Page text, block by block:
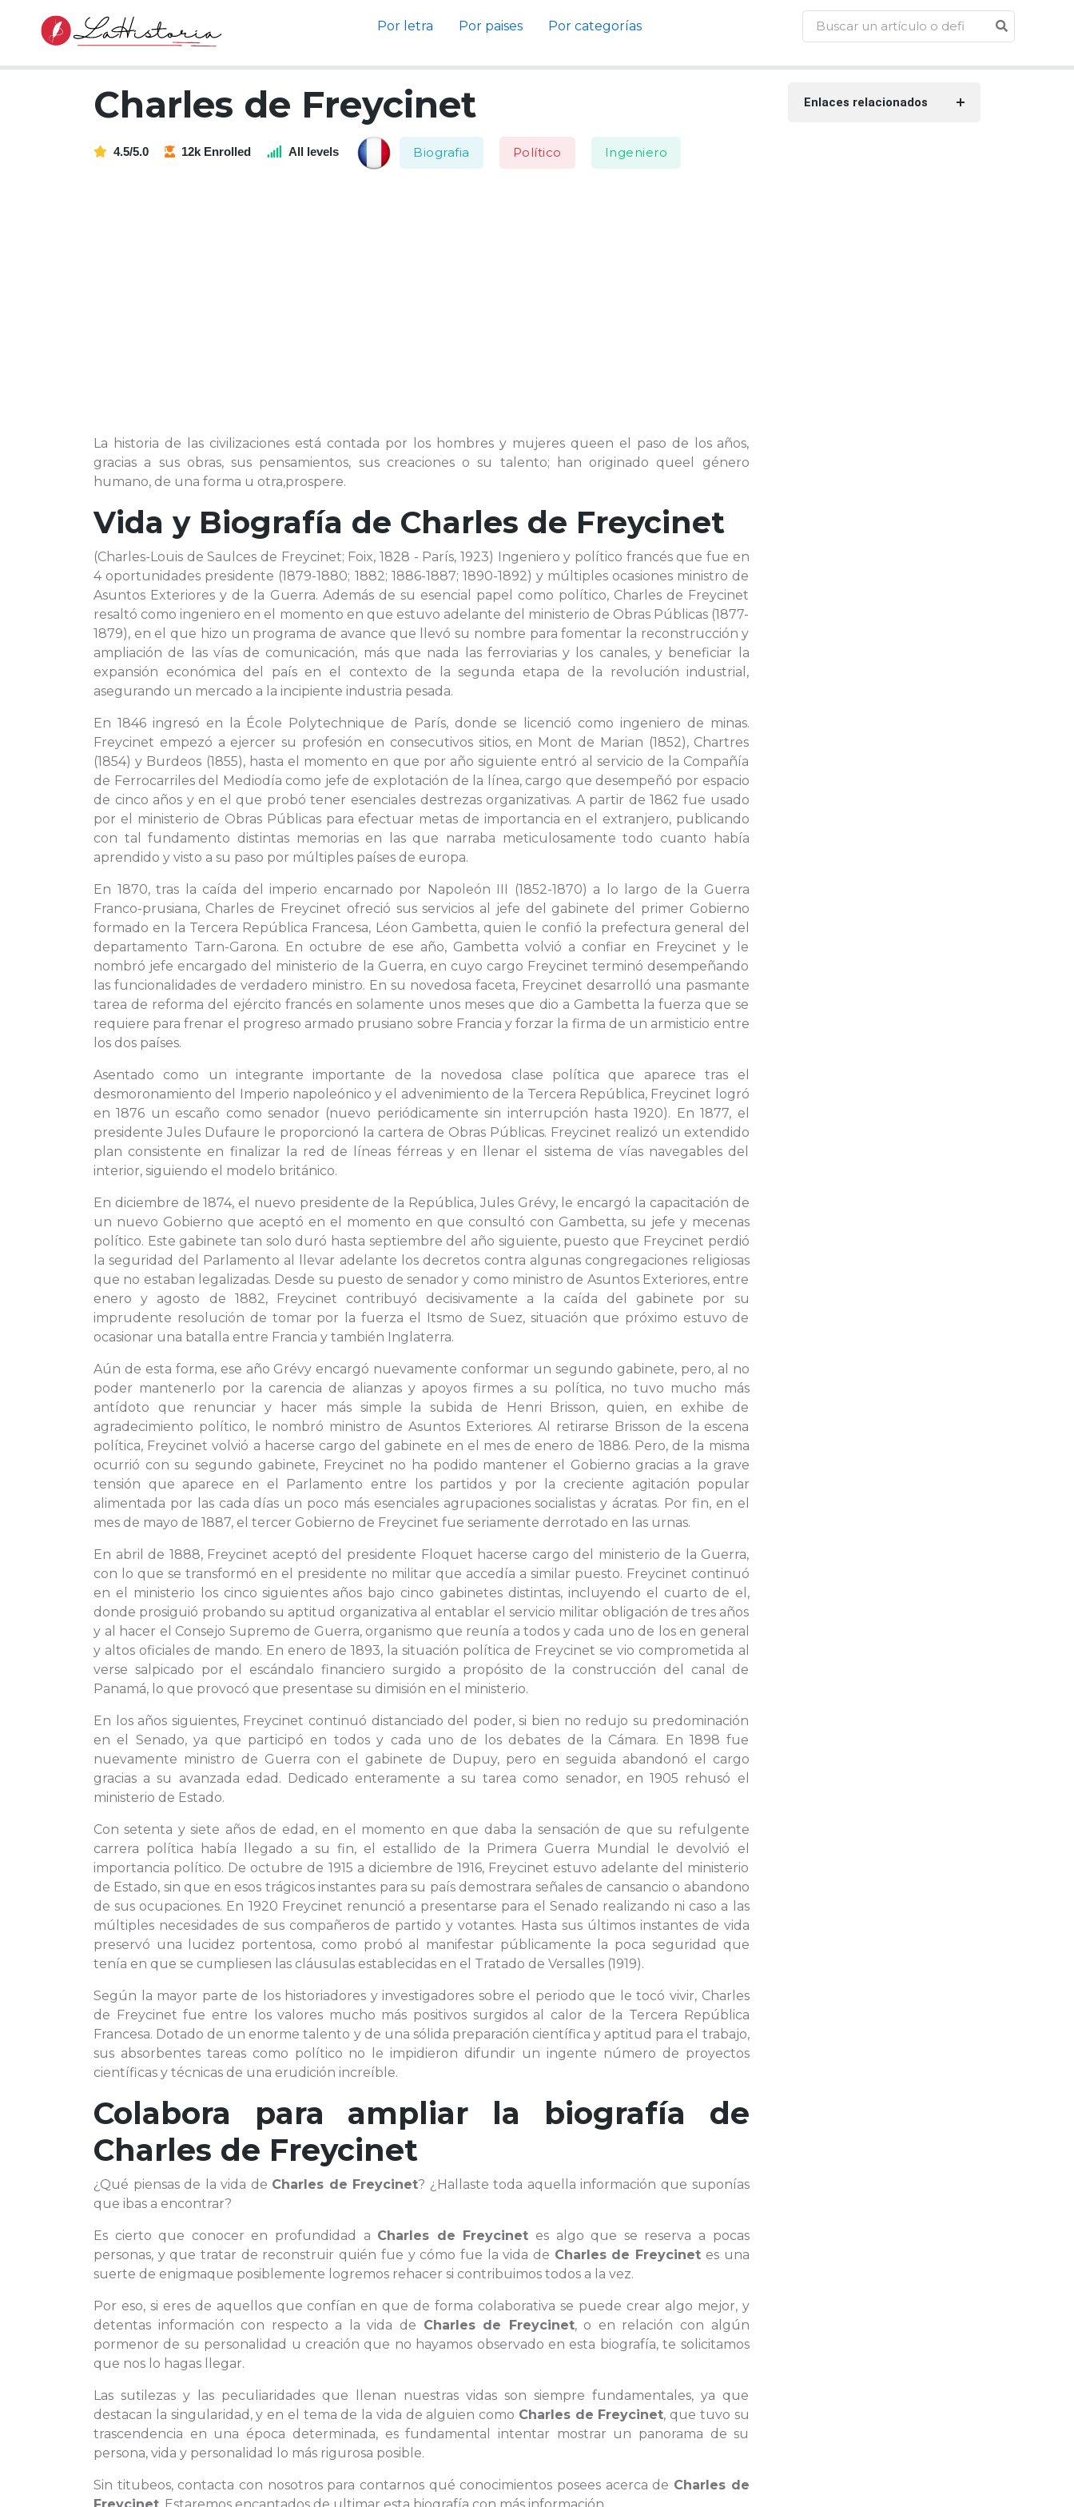
Por letra Por paises Por categorías
Charles de Freycinet
4.5/5.0 12k Enrolled All levels Biografia Político Ingeniero
La historia de las civilizaciones está contada por los hombres y mujeres queen el paso de los años,
gracias a sus obras, sus pensamientos, sus creaciones o su talento; han originado queel género
humano, de una forma u otra,prospere.
Vida y Biografía de Charles de Freycinet
(Charles-Louis de Saulces de Freycinet; Foix, 1828 - París, 1923) Ingeniero y político francés que fue en
4 oportunidades presidente (1879-1880; 1882; 1886-1887; 1890-1892) y múltiples ocasiones ministro de
Asuntos Exteriores y de la Guerra. Además de su esencial papel como político, Charles de Freycinet
resaltó como ingeniero en el momento en que estuvo adelante del ministerio de Obras Públicas (1877-
1879), en el que hizo un programa de avance que llevó su nombre para fomentar la reconstrucción y
ampliación de las vías de comunicación, más que nada las ferroviarias y los canales, y beneficiar la
expansión económica del país en el contexto de la segunda etapa de la revolución industrial,
asegurando un mercado a la incipiente industria pesada.
En 1846 ingresó en la École Polytechnique de París, donde se licenció como ingeniero de minas.
Freycinet empezó a ejercer su profesión en consecutivos sitios, en Mont de Marian (1852), Chartres
(1854) y Burdeos (1855), hasta el momento en que por año siguiente entró al servicio de la Compañía
de Ferrocarriles del Mediodía como jefe de explotación de la línea, cargo que desempeñó por espacio
de cinco años y en el que probó tener esenciales destrezas organizativas. A partir de 1862 fue usado
por el ministerio de Obras Públicas para efectuar metas de importancia en el extranjero, publicando
con tal fundamento distintas memorias en las que narraba meticulosamente todo cuanto había
aprendido y visto a su paso por múltiples países de europa.
En 1870, tras la caída del imperio encarnado por Napoleón III (1852-1870) a lo largo de la Guerra
Franco-prusiana, Charles de Freycinet ofreció sus servicios al jefe del gabinete del primer Gobierno
formado en la Tercera República Francesa, Léon Gambetta, quien le confió la prefectura general del
departamento Tarn-Garona. En octubre de ese año, Gambetta volvió a confiar en Freycinet y le
nombró jefe encargado del ministerio de la Guerra, en cuyo cargo Freycinet terminó desempeñando
las funcionalidades de verdadero ministro. En su novedosa faceta, Freycinet desarrolló una pasmante
tarea de reforma del ejército francés en solamente unos meses que dio a Gambetta la fuerza que se
requiere para frenar el progreso armado prusiano sobre Francia y forzar la firma de un armisticio entre
los dos países.
Asentado como un integrante importante de la novedosa clase política que aparece tras el
desmoronamiento del Imperio napoleónico y el advenimiento de la Tercera República, Freycinet logró
en 1876 un escaño como senador (nuevo periódicamente sin interrupción hasta 1920). En 1877, el
presidente Jules Dufaure le proporcionó la cartera de Obras Públicas. Freycinet realizó un extendido
plan consistente en finalizar la red de líneas férreas y en llenar el sistema de vías navegables del
interior, siguiendo el modelo británico.
En diciembre de 1874, el nuevo presidente de la República, Jules Grévy, le encargó la capacitación de
un nuevo Gobierno que aceptó en el momento en que consultó con Gambetta, su jefe y mecenas
político. Este gabinete tan solo duró hasta septiembre del año siguiente, puesto que Freycinet perdió
la seguridad del Parlamento al llevar adelante los decretos contra algunas congregaciones religiosas
que no estaban legalizadas. Desde su puesto de senador y como ministro de Asuntos Exteriores, entre
enero y agosto de 1882, Freycinet contribuyó decisivamente a la caída del gabinete por su
imprudente resolución de tomar por la fuerza el Itsmo de Suez, situación que próximo estuvo de
ocasionar una batalla entre Francia y también Inglaterra.
Aún de esta forma, ese año Grévy encargó nuevamente conformar un segundo gabinete, pero, al no
poder mantenerlo por la carencia de alianzas y apoyos firmes a su política, no tuvo mucho más
antídoto que renunciar y hacer más simple la subida de Henri Brisson, quien, en exhibe de
agradecimiento político, le nombró ministro de Asuntos Exteriores. Al retirarse Brisson de la escena
política, Freycinet volvió a hacerse cargo del gabinete en el mes de enero de 1886. Pero, de la misma
ocurrió con su segundo gabinete, Freycinet no ha podido mantener el Gobierno gracias a la grave
tensión que aparece en el Parlamento entre los partidos y por la creciente agitación popular
alimentada por las cada días un poco más esenciales agrupaciones socialistas y ácratas. Por fin, en el
mes de mayo de 1887, el tercer Gobierno de Freycinet fue seriamente derrotado en las urnas.
En abril de 1888, Freycinet aceptó del presidente Floquet hacerse cargo del ministerio de la Guerra,
con lo que se transformó en el presidente no militar que accedía a similar puesto. Freycinet continuó
en el ministerio los cinco siguientes años bajo cinco gabinetes distintas, incluyendo el cuarto de el,
donde prosiguió probando su aptitud organizativa al entablar el servicio militar obligación de tres años
y al hacer el Consejo Supremo de Guerra, organismo que reunía a todos y cada uno de los en general
y altos oficiales de mando. En enero de 1893, la situación política de Freycinet se vio comprometida al
verse salpicado por el escándalo financiero surgido a propósito de la construcción del canal de
Panamá, lo que provocó que presentase su dimisión en el ministerio.
En los años siguientes, Freycinet continuó distanciado del poder, si bien no redujo su predominación
en el Senado, ya que participó en todos y cada uno de los debates de la Cámara. En 1898 fue
nuevamente ministro de Guerra con el gabinete de Dupuy, pero en seguida abandonó el cargo
gracias a su avanzada edad. Dedicado enteramente a su tarea como senador, en 1905 rehusó el
ministerio de Estado.
Con setenta y siete años de edad, en el momento en que daba la sensación de que su refulgente
carrera política había llegado a su fin, el estallido de la Primera Guerra Mundial le devolvió el
importancia político. De octubre de 1915 a diciembre de 1916, Freycinet estuvo adelante del ministerio
de Estado, sin que en esos trágicos instantes para su país demostrara señales de cansancio o abandono
de sus ocupaciones. En 1920 Freycinet renunció a presentarse para el Senado realizando ni caso a las
múltiples necesidades de sus compañeros de partido y votantes. Hasta sus últimos instantes de vida
preservó una lucidez portentosa, como probó al manifestar públicamente la poca seguridad que
tenía en que se cumpliesen las cláusulas establecidas en el Tratado de Versalles (1919).
Según la mayor parte de los historiadores y investigadores sobre el periodo que le tocó vivir, Charles
de Freycinet fue entre los valores mucho más positivos surgidos al calor de la Tercera República
Francesa. Dotado de un enorme talento y de una sólida preparación científica y aptitud para el trabajo,
sus absorbentes tareas como político no le impidieron difundir un ingente número de proyectos
científicas y técnicas de una erudición increíble.
Colabora para ampliar la biografía de
Charles de Freycinet
¿Qué piensas de la vida de Charles de Freycinet? ¿Hallaste toda aquella información que suponías
que ibas a encontrar?
Es cierto que conocer en profundidad a Charles de Freycinet es algo que se reserva a pocas
personas, y que tratar de reconstruir quién fue y cómo fue la vida de Charles de Freycinet es una
suerte de enigmaque posiblemente logremos rehacer si contribuimos todos a la vez.
Por eso, si eres de aquellos que confían en que de forma colaborativa se puede crear algo mejor, y
detentas información con respecto a la vida de Charles de Freycinet, o en relación con algún
pormenor de su personalidad u creación que no hayamos observado en esta biografía, te solicitamos
que nos lo hagas llegar.
Las sutilezas y las peculiaridades que llenan nuestras vidas son siempre fundamentales, ya que
destacan la singularidad, y en el tema de la vida de alguien como Charles de Freycinet, que tuvo su
trascendencia en una época determinada, es fundamental intentar mostrar un panorama de su
persona, vida y personalidad lo más rigurosa posible.
Sin titubeos, contacta con nosotros para contarnos qué conocimientos posees acerca de Charles de
Enlaces relacionados